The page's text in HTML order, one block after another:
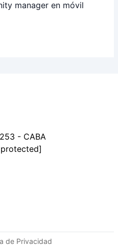
manager en móvil
- CABA
de Privacidad